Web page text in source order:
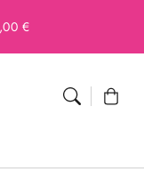
€
Panier